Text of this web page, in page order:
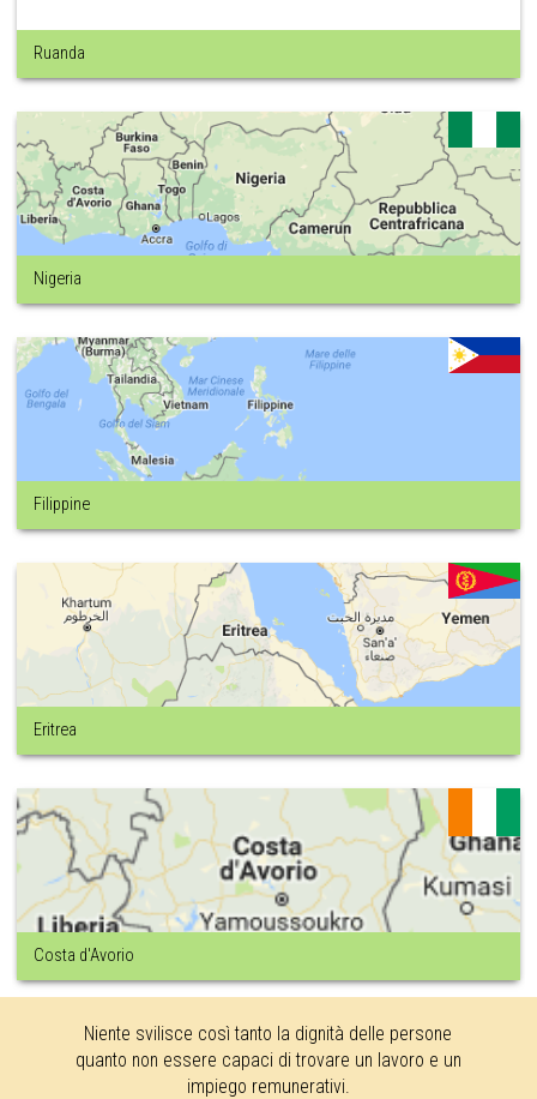
Ruanda
Nigeria
Filippine
Eritrea
Costa d'Avorio
Niente svilisce così tanto la dignità delle persone
quanto non essere capaci di trovare un lavoro e un
impiego remunerativi.